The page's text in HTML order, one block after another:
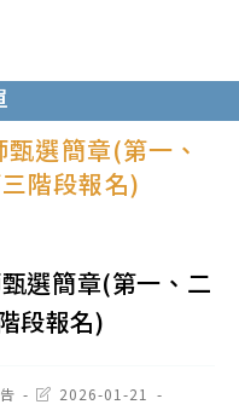
選簡章(第一、
階段報名)
選簡章(第一、二
段報名)
Post2026-01-21